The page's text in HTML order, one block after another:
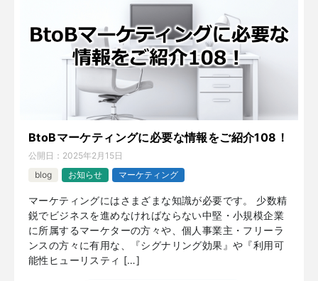
BtoBマーケティングに必要な情報をご紹介108！
公開日： 2025年2月15日
blog
お知らせ マーケティング
マーケティングにはさまざまな知識が必要です。 少数精
鋭でビジネスを進めなければならない中堅・小規模企業
に所属するマーケターの方々や、個人事業主・フリーラ
ンスの方々に有用な、『シグナリング効果』や『利用可
能性ヒューリスティ […]